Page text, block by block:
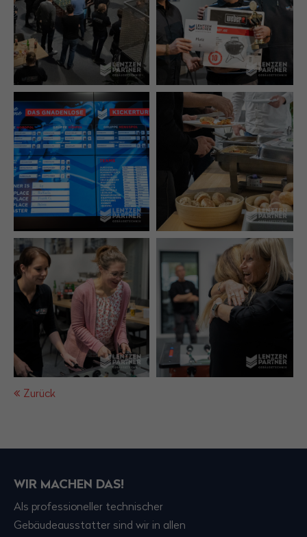
Zurück
WIR MACHEN DAS!
Als professioneller technischer
Gebäudeausstatter sind wir in allen